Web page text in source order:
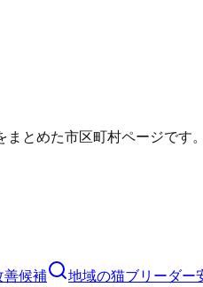
とめた市区町村ページです。
善候補 地域の猫ブリーダー